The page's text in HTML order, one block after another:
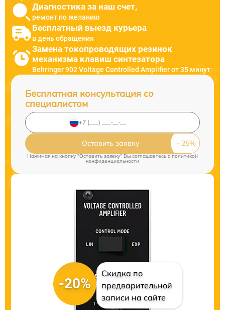
Диагностика за наш счет,
ремонт по желанию
Бесплатный выезд курьера
в день обращения
Замена токопроводящих резинок
механизма клавиш синтезатора
Behringer 902 Voltage Controlled Amplifier от 35 минут
Бесплатная консультация со
специалистом
Оставить заявку
Нажимая на кнопку "Оставить заявку" Вы соглашаетесь cполитикой
конфиденциальности
-20%
Скидка по
предварительной
записи на сайте